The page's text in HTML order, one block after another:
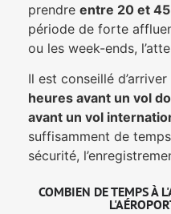
prendre entre 20 et
période de forte
ou les week-ends,
Il est conseillé
heures avant un vol
avant un vol
suffisamment de
sécurité,
COMBIEN DE TEMPS À